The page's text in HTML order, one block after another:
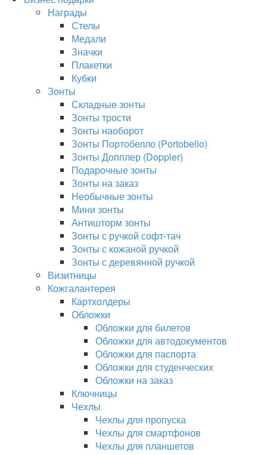
Награды
Стелы
Медали
Значки
Плакетки
Кубки
Зонты
Складные зонты
Зонты трости
Зонты наоборот
Зонты Портобелло (Portobello)
Зонты Допплер (Doppler)
Подарочные зонты
Зонты на заказ
Необычные зонты
Мини зонты
Антишторм зонты
Зонты с ручкой софт-тач
Зонты с кожаной ручкой
Зонты с деревянной ручкой
Визитницы
Кожгалантерея
Картхолдеры
Обложки
Обложки для билетов
Обложки для автодокументов
Обложки для паспорта
Обложки для студенческих
Обложки на заказ
Ключницы
Чехлы
Чехлы для пропуска
Чехлы для смартфонов
Чехлы для планшетов